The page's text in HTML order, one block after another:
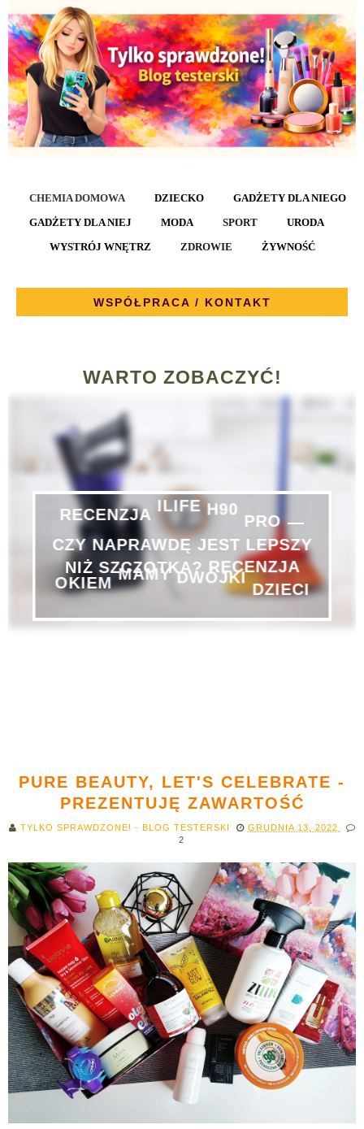
CHEMIA DOMOWA DZIECKO
GADŻETY DLA NIEGO
GADŻETY DLA NIEJ
MODA SPORT
URODA
WYSTRÓJ WNĘTRZ
ZDROWIE ŻYWNOŚĆ
WSPÓŁPRACA / KONTAKT
WARTO ZOBACZYĆ!
RECENZJA
ILIFE H90 PRO —
CZY NAPRAWDĘ JEST LEPSZY
NIŻ SZCZOTKA? RECENZJA
OKIEM
MAMY DWÓJKI DZIECI
PURE BEAUTY, LET'S CELEBRATE -
PREZENTUJĘ ZAWARTOŚĆ
TYLKO SPRAWDZONE! - BLOG TESTERSKI
GRUDNIA 13, 2022
2